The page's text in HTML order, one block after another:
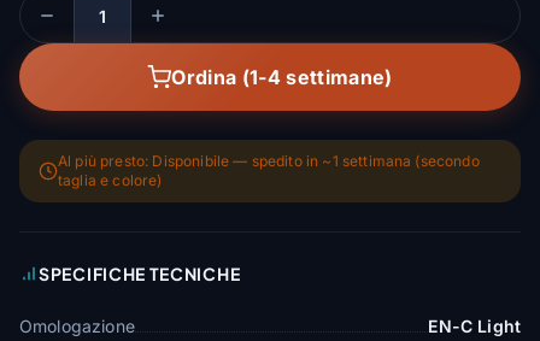
Quantità
Ordina (1-4 settimane)
Al più presto: Disponibile — spedito in ~1 settimana (secondo
taglia e colore)
SPECIFICHE TECNICHE
Omologazione EN-C Light